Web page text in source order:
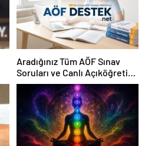
Aradığınız Tüm AÖF Sınav
Soruları ve Canlı Açıköğretim
Forumu Burada